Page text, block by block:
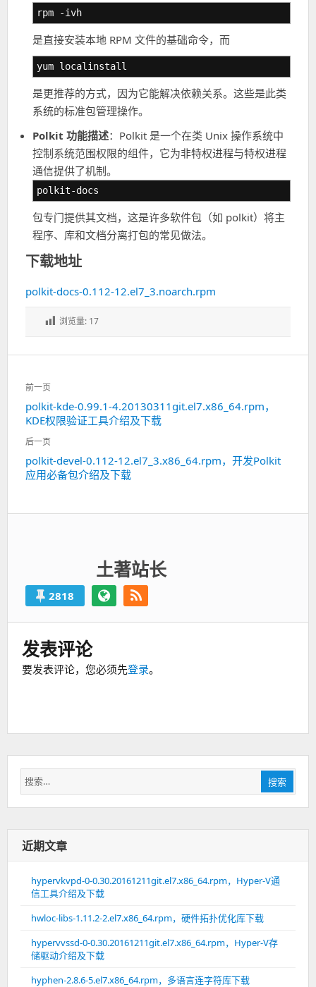
rpm -ivh
是直接安装本地 RPM 文件的基础命令，而
yum localinstall
是更推荐的方式，因为它能解决依赖关系。这些是此类
系统的标准包管理操作。
Polkit 功能描述：Polkit 是一个在类 Unix 操作系统中
控制系统范围权限的组件，它为非特权进程与特权进程
通信提供了机制。
polkit-docs
包专门提供其文档，这是许多软件包（如 polkit）将主
程序、库和文档分离打包的常见做法。
下载地址
polkit-docs-0.112-12.el7_3.noarch.rpm
浏览量: 17
文
章
导
航
前一页
上
一
篇：
polkit-kde-0.99.1-4.20130311git.el7.x86_64.rpm，
KDE权限验证工具介绍及下载
后一页
下
一
polkit-devel-0.112-12.el7_3.x86_64.rpm，开发Polkit
应用必备包介绍及下载
土著站长
2818
发表评论
要发表评论，您必须先登录。
搜
索：
搜索
近期文章
hypervkvpd-0-0.30.20161211git.el7.x86_64.rpm，Hyper-V通
信工具介绍及下载
hwloc-libs-1.11.2-2.el7.x86_64.rpm，硬件拓扑优化库下载
hypervvssd-0-0.30.20161211git.el7.x86_64.rpm，Hyper-V存
储驱动介绍及下载
hyphen-2.8.6-5.el7.x86_64.rpm，多语言连字符库下载